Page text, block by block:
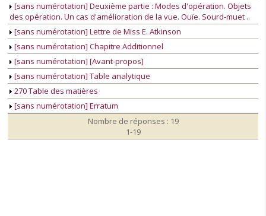
[sans numérotation] Deuxième partie : Modes d'opération. Objets
des opération. Un cas d'amélioration de la vue. Ouïe. Sourd-muet ..
[sans numérotation] Lettre de Miss E. Atkinson
[sans numérotation] Chapitre Additionnel
[sans numérotation] [Avant-propos]
[sans numérotation] Table analytique
270 Table des matières
[sans numérotation] Erratum
Nombre de réponses : 19
1-19